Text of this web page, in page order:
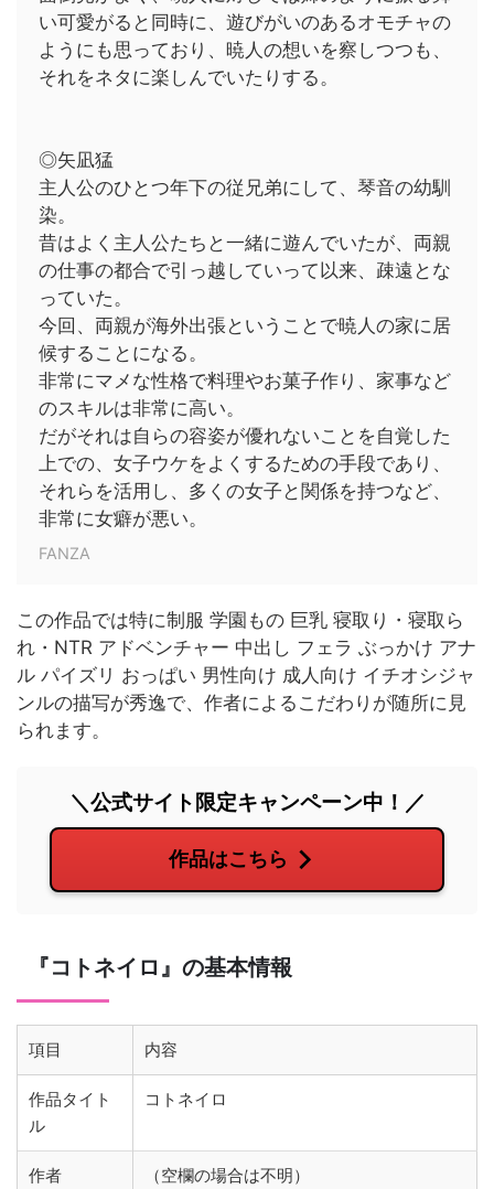
い可愛がると同時に、遊びがいのあるオモチャの
ようにも思っており、暁人の想いを察しつつも、
それをネタに楽しんでいたりする。
◎矢凪猛
主人公のひとつ年下の従兄弟にして、琴音の幼馴
染。
昔はよく主人公たちと一緒に遊んでいたが、両親
の仕事の都合で引っ越していって以来、疎遠とな
っていた。
今回、両親が海外出張ということで暁人の家に居
候することになる。
非常にマメな性格で料理やお菓子作り、家事など
のスキルは非常に高い。
だがそれは自らの容姿が優れないことを自覚した
上での、女子ウケをよくするための手段であり、
それらを活用し、多くの女子と関係を持つなど、
非常に女癖が悪い。
FANZA
この作品では特に制服 学園もの 巨乳 寝取り・寝取ら
れ・NTR アドベンチャー 中出し フェラ ぶっかけ アナ
ル パイズリ おっぱい 男性向け 成人向け イチオシジャ
ンルの描写が秀逸で、作者によるこだわりが随所に見
られます。
＼公式サイト限定キャンペーン中！／
作品はこちら
『コトネイロ』の基本情報
項目 内容
作品タイト
ル
コトネイロ
作者 （空欄の場合は不明）